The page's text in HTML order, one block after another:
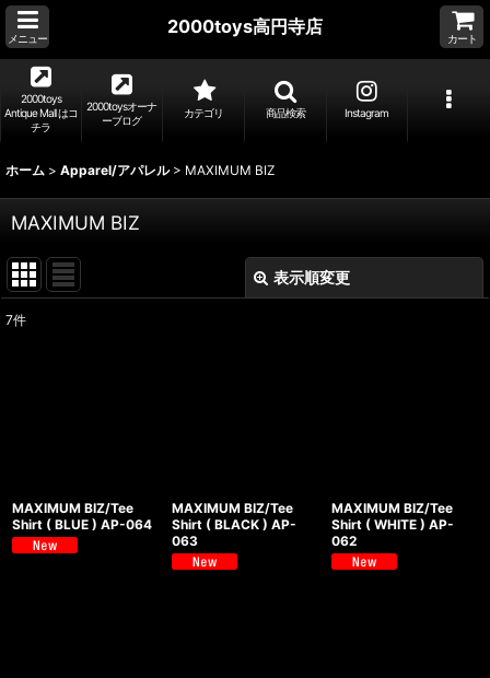
メニュー
2000toys高円寺店
カート
2000toys
Antique Mall はコ
チラ
2000toysオーナ
ーブログ
カテゴリ 商品検索 Instagram
ホーム > Apparel/アパレル > MAXIMUM BIZ
MAXIMUM BIZ
表示順変更
7件
MAXIMUM BIZ/Tee
Shirt ( BLUE ) AP-064
MAXIMUM BIZ/Tee
Shirt ( BLACK ) AP-
063
MAXIMUM BIZ/Tee
Shirt ( WHITE ) AP-
062